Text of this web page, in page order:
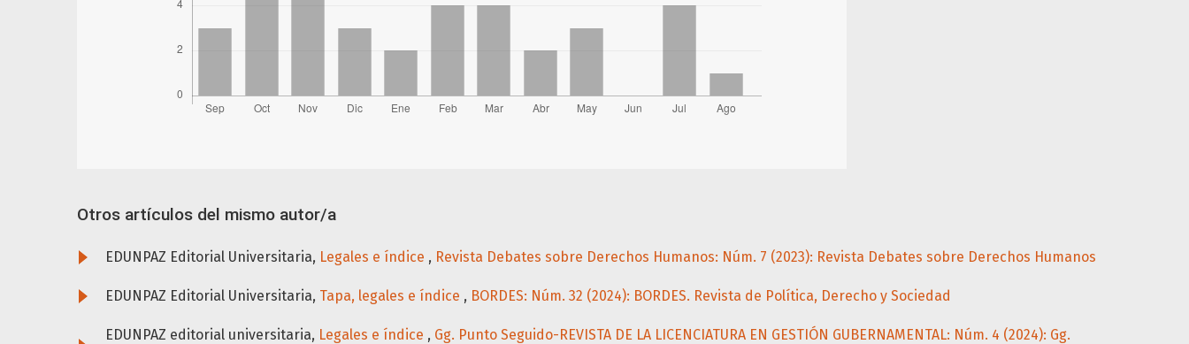
Otros artículos del mismo autor/a
EDUNPAZ Editorial Universitaria, Legales e índice , Revista Debates sobre Derechos Humanos: Núm. 7 (2023): Revista Debates sobre Derechos Humanos
EDUNPAZ Editorial Universitaria, Tapa, legales e índice , BORDES: Núm. 32 (2024): BORDES. Revista de Política, Derecho y Sociedad
EDUNPAZ editorial universitaria, Legales e índice , Gg. Punto Seguido-REVISTA DE LA LICENCIATURA EN GESTIÓN GUBERNAMENTAL: Núm. 4 (2024): Gg.